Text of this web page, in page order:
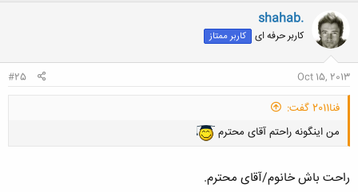
shahab.
کاربر حرفه ای کاربر ممتاز
Oct 15, 2013
#25
فنا2011 گفت:
من اینگونه راحتم آقای محترم
راحت باش خانوم/آقای محترم.